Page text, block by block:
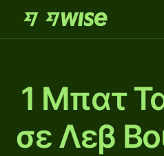
1 Μπατ
σε Λεβ